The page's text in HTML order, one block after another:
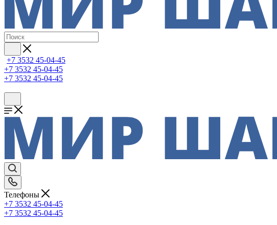
+7 3532 45-04-45
+7 3532 45-04-45
+7 3532 45-04-45
Телефоны
+7 3532 45-04-45
+7 3532 45-04-45